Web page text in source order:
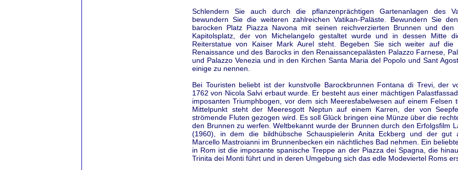
Schlendern Sie auch durch die pflanzenprächtigen Gartenanlagen des
bewundern Sie die weiteren zahlreichen Vatikan-Paläste. Bewundern Sie
barocken Platz Piazza Navona mit seinen reichverzierten Brunnen und den
Kapitolsplatz, der von Michelangelo gestaltet wurde und in dessen Mitte
Reiterstatue von Kaiser Mark Aurel steht. Begeben Sie sich weiter auf die
Renaissance und des Barocks in den Renaissancepalästen Palazzo Farnese,
und Palazzo Venezia und in den Kirchen Santa Maria del Popolo und Sant
einige zu nennen.
Bei Touristen beliebt ist der kunstvolle Barockbrunnen Fontana di Trevi, der
1762 von Nicola Salvi erbaut wurde. Er besteht aus einer mächtigen
imposanten Triumphbogen, vor dem sich Meeresfabelwesen auf einem Felsen
Mittelpunkt steht der Meeresgott Neptun auf einem Karren, der von
strömende Fluten gezogen wird. Es soll Glück bringen eine Münze über die
den Brunnen zu werfen. Weltbekannt wurde der Brunnen durch den Erfolgsfilm
(1960), in dem die bildhübsche Schauspielerin Anita Eckberg und der gut
Marcello Mastroianni im Brunnenbecken ein nächtliches Bad nehmen. Ein
in Rom ist die imposante spanische Treppe an der Piazza dei Spagna, die
Trinita dei Monti führt und in deren Umgebung sich das edle Modeviertel Roms